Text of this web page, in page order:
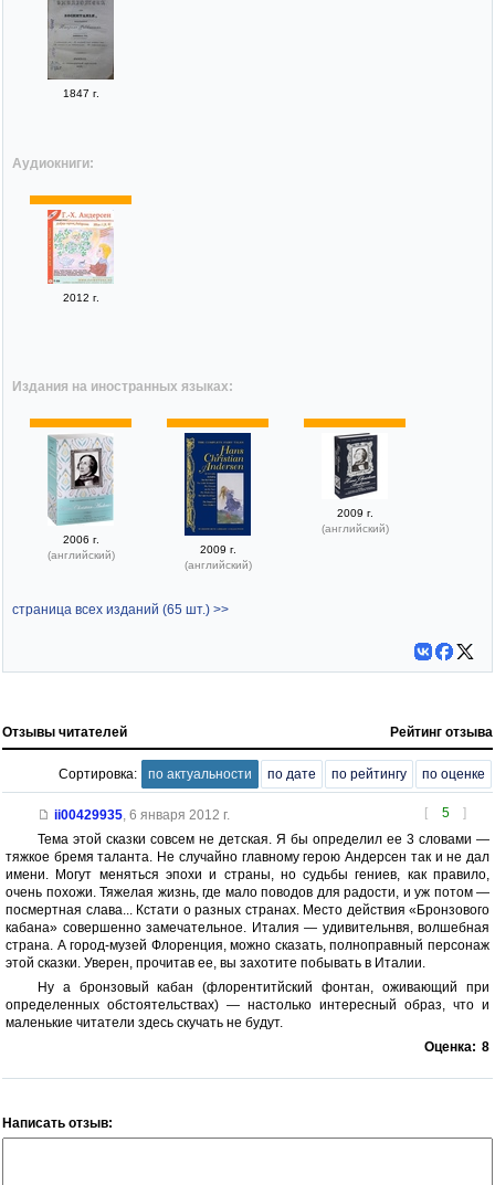
1847 г.
Аудиокниги:
2012 г.
Издания на иностранных языках:
2006 г.
(английский)
2009 г.
(английский)
2009 г.
(английский)
страница всех изданий (65 шт.) >>
Отзывы читателей Рейтинг отзыва
Сортировка: по актуальности по дате по рейтингу по оценке
[ 5 ]
ii00429935, 6 января 2012 г.
Тема этой сказки совсем не детская. Я бы определил ее 3 словами —
тяжкое бремя таланта. Не случайно главному герою Андерсен так и не дал
имени. Могут меняться эпохи и страны, но судьбы гениев, как правило,
очень похожи. Тяжелая жизнь, где мало поводов для радости, и уж потом —
посмертная слава... Кстати о разных странах. Место действия «Бронзового
кабана» совершенно замечательное. Италия — удивительнвя, волшебная
страна. А город-музей Флоренция, можно сказать, полноправный персонаж
этой сказки. Уверен, прочитав ее, вы захотите побывать в Италии.
Ну а бронзовый кабан (флорентитйский фонтан, оживающий при
определенных обстоятельствах) — настолько интересный образ, что и
маленькие читатели здесь скучать не будут.
Оценка: 8
Написать отзыв: